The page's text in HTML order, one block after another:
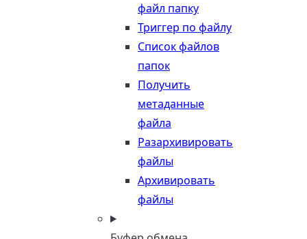
файл папку
Триггер по файлу
Список файлов
папок
Получить
метаданные
файла
Разархивировать
файлы
Архивировать
файлы